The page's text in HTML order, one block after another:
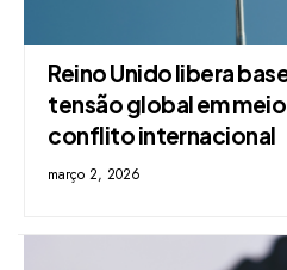
Reino Unido libera
tensão global em
conflito internacional
março 2, 2026